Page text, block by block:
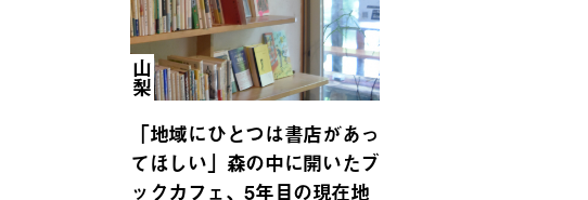
山梨
「地域にひとつは書店があっ
てほしい」森の中に開いたブ
ックカフェ、5年目の現在地